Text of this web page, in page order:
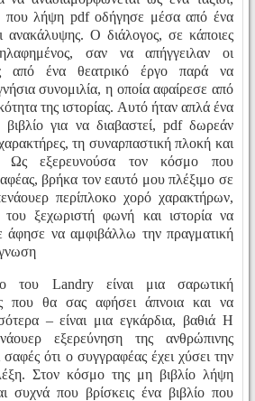
που λήψη pdf οδήγησε μέσα από ένα
ανακάλυψης. Ο διάλογος, σε κάποιες
σαν να απήγγειλαν οι
από ένα θεατρικό έργο παρά να
συνομιλία, η οποία αφαίρεσε από
της ιστορίας. Αυτό ήταν απλά ένα
βιβλίο για να διαβαστεί, pdf δωρεάν
τη συναρπαστική πλοκή και
εξερευνούσα τον κόσμο που
βρήκα τον εαυτό μου πλέξιμο σε
περίπλοκο χορό χαρακτήρων,
ξεχωριστή φωνή και ιστορία να
άφησε να αμφιβάλλω την πραγματική
του Landry είναι μια σαρωτική
που θα σας αφήσει άπνοια και να
– είναι μια εγκάρδια, βαθιά Η
εξερεύνηση της ανθρώπινης
σαφές ότι ο συγγραφέας έχει χύσει την
Στον κόσμο της μη βιβλίο λήψη
συχνά που βρίσκεις ένα βιβλίο που